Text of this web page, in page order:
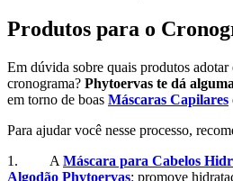
Produtos para o
Em dúvida sobre quais produtos adotar
cronograma? Phytoervas te dá
em torno de boas Máscaras Capilares
Para ajudar você nesse processo,
1. A Máscara para Cabelos
Algodão Phytoervas: promove